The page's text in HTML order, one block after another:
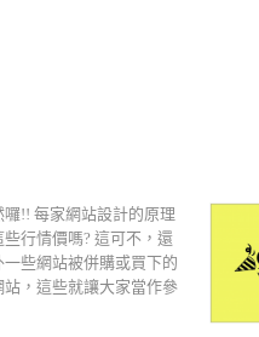
!! 每家網站設計的原理
行情價嗎? 這可不，還
些網站被併購或買下的
，這些就讓大家當作參